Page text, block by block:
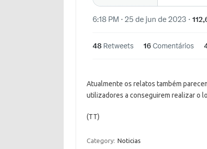
Atualmente os relatos também
utilizadores a conseguirem realizar o
(TT)
Category: Noticias